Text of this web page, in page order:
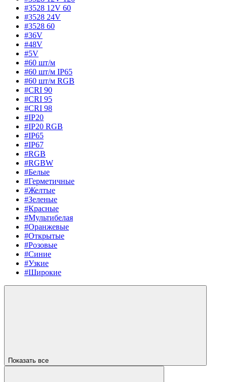
#3528 12V 60
#3528 24V
#3528 60
#36V
#48V
#5V
#60 шт/м
#60 шт/м IP65
#60 шт/м RGB
#CRI 90
#CRI 95
#CRI 98
#IP20
#IP20 RGB
#IP65
#IP67
#RGB
#RGBW
#Белые
#Герметичные
#Желтые
#Зеленые
#Красные
#Мультибелая
#Оранжевые
#Открытые
#Розовые
#Синие
#Узкие
#Широкие
Показать все